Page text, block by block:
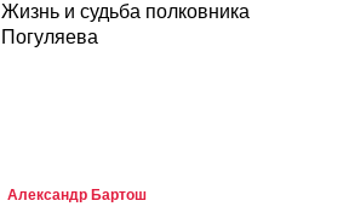
Жизнь и судьба полковника
Погуляева
Александр Бартош